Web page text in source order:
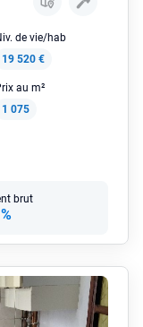
de vie/hab
19 520 €
au m²
1 075
brut